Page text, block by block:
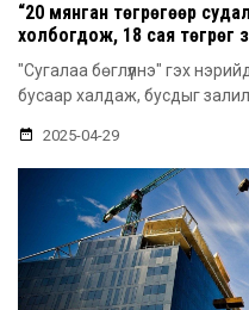
“20 мянган төгрөгөөр
холбогдож, 18 сая төгрөг
"Сугалаа бөглүүлнэ" гэх
бусаар халдаж, бусдыг
2025-04-29